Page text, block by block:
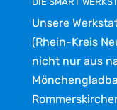
Unsere
(Rhein-Kreis
nicht nur aus